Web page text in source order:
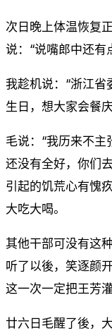
次日晚上体温恢复
说：“说嘴郎中还有
我趁机说：“浙江
生日，想大家会餐
毛说：“我历来不
还没有全好，你们
引起的饥荒心有愧
大吃大喝。
其他干部可没有这
听了以後，笑逐颜
这一次一定把王芳
廿六日毛醒了後，